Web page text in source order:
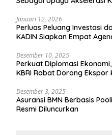
Januari 12, 2026
Perluas Peluang Investasi
KADIN Siapkan Empat
Desember 10, 2025
Perkuat Diplomasi
KBRI Rabat Dorong Ekspor
Desember 3, 2025
Asuransi BMN Berbasis
Resmi Diluncurkan